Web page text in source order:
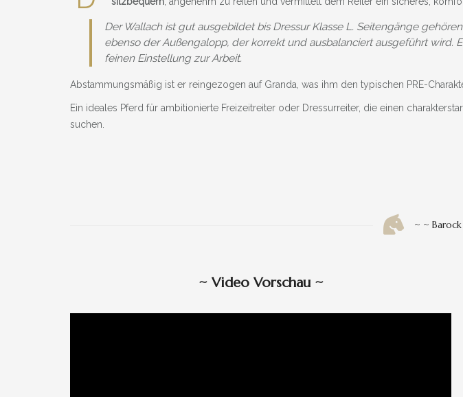
Der Wallach ist gut ausgebildet bis Dressur Klasse L. Seitengänge
ebenso der Außengalopp, der korrekt und ausbalanciert ausgeführt wird.
feinen Einstellung zur Arbeit.
Abstammungsmäßig ist er reingezogen auf Granda, was ihm den typischen PRE-
Ein ideales Pferd für ambitionierte Freizeitreiter oder Dressurreiter, die einen
suchen.
~ ~
~Video Vorschau ~